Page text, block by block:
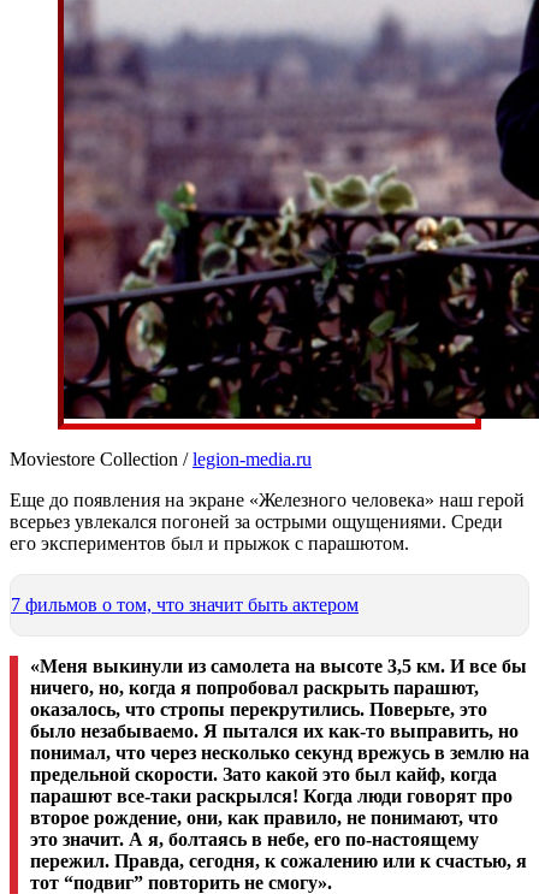
Moviestore Collection /legion-media.ru
Еще до появления на экране «Железного человека» наш герой
всерьез увлекался погоней за острыми ощущениями. Среди
его экспериментов был и прыжок с парашютом.
7 фильмов о том, что значит быть актером
«Меня выкинули из самолета на высоте 3,5 км. И все бы
ничего, но, когда я попробовал раскрыть парашют,
оказалось, что стропы перекрутились. Поверьте, это
было незабываемо. Я пытался их как-то выправить, но
понимал, что через несколько секунд врежусь в землю на
предельной скорости. Зато какой это был кайф, когда
парашют все-таки раскрылся! Когда люди говорят про
второе рождение, они, как правило, не понимают, что
это значит. А я, болтаясь в небе, его по-настоящему
пережил. Правда, сегодня, к сожалению или к счастью, я
тот “подвиг” повторить не смогу».